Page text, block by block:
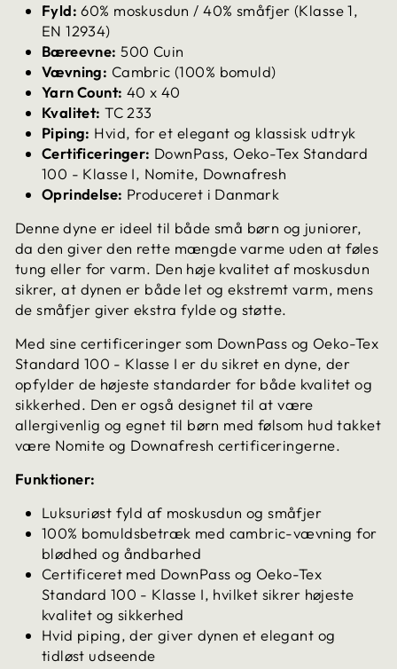
Fyld: 60% moskusdun / 40% småfjer (Klasse 1,
EN 12934)
Bæreevne: 500 Cuin
Vævning: Cambric (100% bomuld)
Yarn Count: 40 x 40
Kvalitet: TC 233
Piping: Hvid, for et elegant og klassisk udtryk
Certificeringer: DownPass, Oeko-Tex Standard
100 - Klasse I, Nomite, Downafresh
Oprindelse: Produceret i Danmark
Denne dyne er ideel til både små børn og juniorer,
da den giver den rette mængde varme uden at føles
tung eller for varm. Den høje kvalitet af moskusdun
sikrer, at dynen er både let og ekstremt varm, mens
de småfjer giver ekstra fylde og støtte.
Med sine certificeringer som DownPass og Oeko-Tex
Standard 100 - Klasse I er du sikret en dyne, der
opfylder de højeste standarder for både kvalitet og
sikkerhed. Den er også designet til at være
allergivenlig og egnet til børn med følsom hud takket
være Nomite og Downafresh certificeringerne.
Funktioner:
Luksuriøst fyld af moskusdun og småfjer
100% bomuldsbetræk med cambric-vævning for
blødhed og åndbarhed
Certificeret med DownPass og Oeko-Tex
Standard 100 - Klasse I, hvilket sikrer højeste
kvalitet og sikkerhed
Hvid piping, der giver dynen et elegant og
tidløst udseende